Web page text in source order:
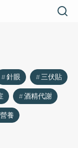
針眼
三伏貼
酒精代謝
養